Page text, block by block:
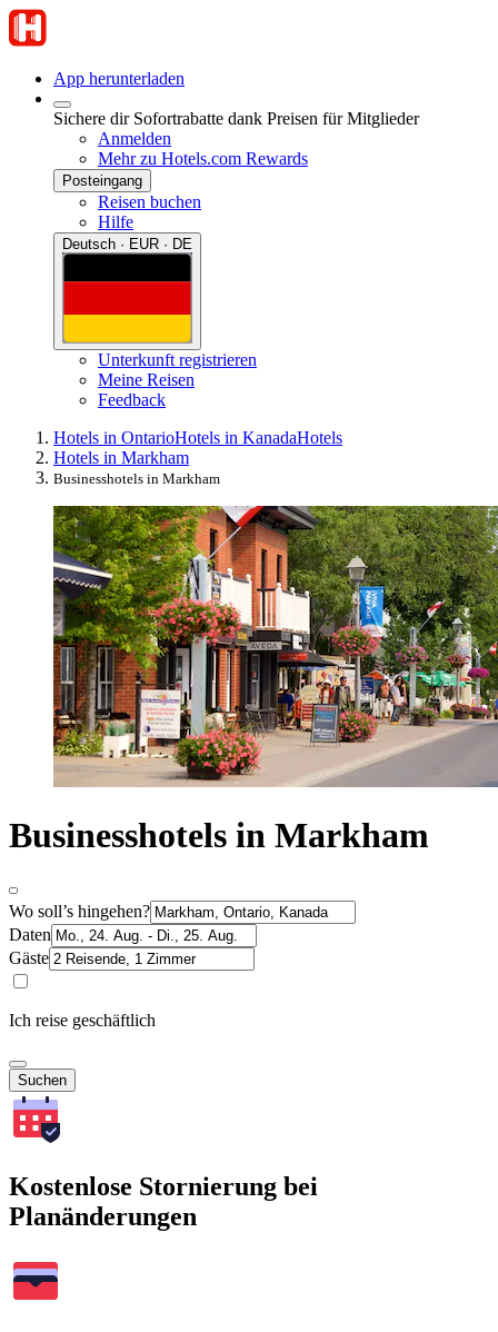
App herunterladen
Sichere dir Sofortrabatte dank Preisen für Mitglieder
Anmelden
Mehr zu Hotels.com Rewards
Posteingang
Reisen buchen
Hilfe
Deutsch · EUR · DE
Unterkunft registrieren
Meine Reisen
Feedback
Hotels in OntarioHotels in KanadaHotels
Hotels in Markham
Businesshotels in Markham
Businesshotels in Markham
Wo soll’s hingehen?
Daten
Gäste
Ich reise geschäftlich
Suchen
Kostenlose Stornierung bei
Planänderungen